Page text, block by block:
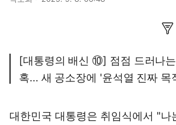
[대통령의 배신 ⑩] 점점 드러나
혹... 새 공소장에 '윤석열 진짜 목
대한민국 대통령은 취임식에서 "나